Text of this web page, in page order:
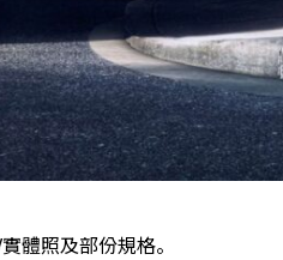
體照及部份規格。